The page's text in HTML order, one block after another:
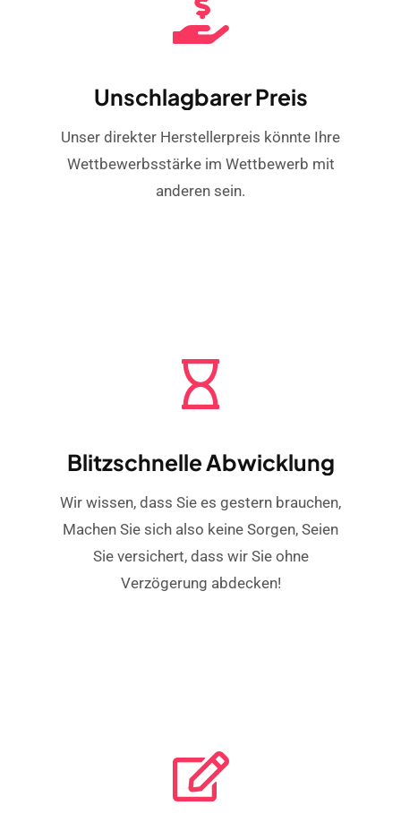
Unschlagbarer Preis
Unser direkter Herstellerpreis könnte Ihre
Wettbewerbsstärke im Wettbewerb mit
anderen sein.
Blitzschnelle Abwicklung
Wir wissen, dass Sie es gestern brauchen,
Machen Sie sich also keine Sorgen, Seien
Sie versichert, dass wir Sie ohne
Verzögerung abdecken!